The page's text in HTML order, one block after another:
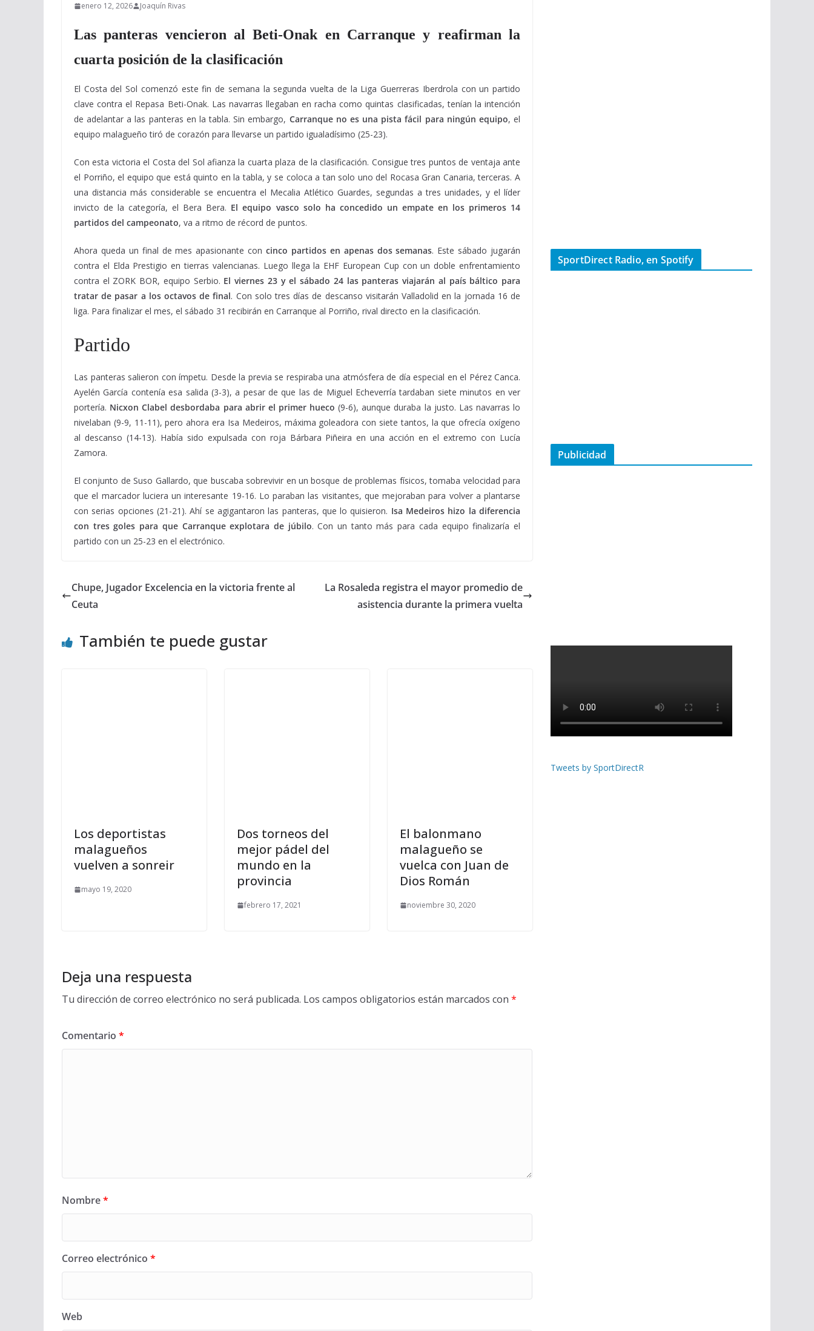
enero 12, 2026 Joaquín Rivas
Las panteras vencieron al Beti-Onak en Carranque y reafirman la
cuarta posición de la clasificación
El Costa del Sol comenzó este fin de semana la segunda vuelta de la Liga Guerreras Iberdrola con un partido
clave contra el Repasa Beti-Onak. Las navarras llegaban en racha como quintas clasificadas, tenían la intención
de adelantar a las panteras en la tabla. Sin embargo, Carranque no es una pista fácil para ningún equipo, el
equipo malagueño tiró de corazón para llevarse un partido igualadísimo (25-23).
Con esta victoria el Costa del Sol afianza la cuarta plaza de la clasificación. Consigue tres puntos de ventaja ante
el Porriño, el equipo que está quinto en la tabla, y se coloca a tan solo uno del Rocasa Gran Canaria, terceras. A
una distancia más considerable se encuentra el Mecalia Atlético Guardes, segundas a tres unidades, y el líder
invicto de la categoría, el Bera Bera. El equipo vasco solo ha concedido un empate en los primeros 14
partidos del campeonato, va a ritmo de récord de puntos.
Ahora queda un final de mes apasionante con cinco partidos en apenas dos semanas. Este sábado jugarán
contra el Elda Prestigio en tierras valencianas. Luego llega la EHF European Cup con un doble enfrentamiento
contra el ZORK BOR, equipo Serbio. El viernes 23 y el sábado 24 las panteras viajarán al país báltico para
tratar de pasar a los octavos de final. Con solo tres días de descanso visitarán Valladolid en la jornada 16 de
liga. Para finalizar el mes, el sábado 31 recibirán en Carranque al Porriño, rival directo en la clasificación.
Partido
Las panteras salieron con ímpetu. Desde la previa se respiraba una atmósfera de día especial en el Pérez Canca.
Ayelén García contenía esa salida (3-3), a pesar de que las de Miguel Echeverría tardaban siete minutos en ver
portería. Nicxon Clabel desbordaba para abrir el primer hueco (9-6), aunque duraba la justo. Las navarras lo
nivelaban (9-9, 11-11), pero ahora era Isa Medeiros, máxima goleadora con siete tantos, la que ofrecía oxígeno
al descanso (14-13). Había sido expulsada con roja Bárbara Piñeira en una acción en el extremo con Lucía
Zamora.
El conjunto de Suso Gallardo, que buscaba sobrevivir en un bosque de problemas físicos, tomaba velocidad para
que el marcador luciera un interesante 19-16. Lo paraban las visitantes, que mejoraban para volver a plantarse
con serias opciones (21-21). Ahí se agigantaron las panteras, que lo quisieron. Isa Medeiros hizo la diferencia
con tres goles para que Carranque explotara de júbilo. Con un tanto más para cada equipo finalizaría el
partido con un 25-23 en el electrónico.
Chupe, Jugador Excelencia en la victoria frente al
Ceuta
La Rosaleda registra el mayor promedio de
asistencia durante la primera vuelta
También te puede gustar
Los deportistas
malagueños
vuelven a sonreir
mayo 19, 2020
Dos torneos del
mejor pádel del
mundo en la
provincia
febrero 17, 2021
El balonmano
malagueño se
vuelca con Juan de
Dios Román
noviembre 30, 2020
Deja una respuesta
Tu dirección de correo electrónico no será publicada. Los campos obligatorios están marcados con *
Comentario *
Nombre*
Correo electrónico *
Web
SportDirect Radio, en Spotify
Publicidad
Tweets by SportDirectR